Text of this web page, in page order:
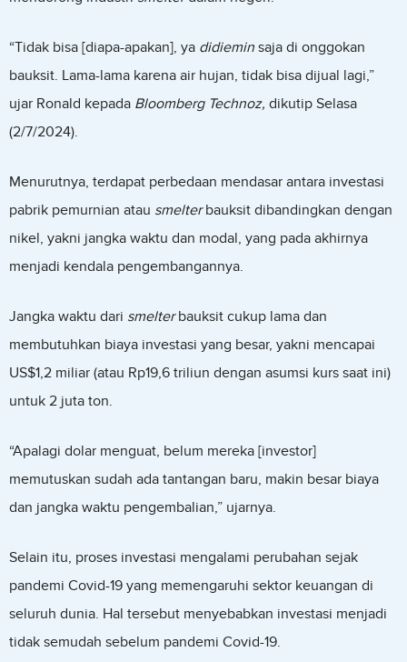
“Tidak bisa [diapa-apakan], ya didiemin saja di onggokan
bauksit. Lama-lama karena air hujan, tidak bisa dijual lagi,”
ujar Ronald kepada Bloomberg Technoz, dikutip Selasa
(2/7/2024).
Menurutnya, terdapat perbedaan mendasar antara investasi
pabrik pemurnian atau smelterbauksit dibandingkan dengan
nikel, yakni jangka waktu dan modal, yang pada akhirnya
menjadi kendala pengembangannya.
Jangka waktu dari smelterbauksit cukup lama dan
membutuhkan biaya investasi yang besar, yakni mencapai
US$1,2 miliar (atau Rp19,6 triliun dengan asumsi kurs saat ini)
untuk 2 juta ton.
“Apalagi dolar menguat, belum mereka [investor]
memutuskan sudah ada tantangan baru, makin besar biaya
dan jangka waktu pengembalian,” ujarnya.
Selain itu, proses investasi mengalami perubahan sejak
pandemi Covid-19 yang memengaruhi sektor keuangan di
seluruh dunia. Hal tersebut menyebabkan investasi menjadi
tidak semudah sebelum pandemi Covid-19.